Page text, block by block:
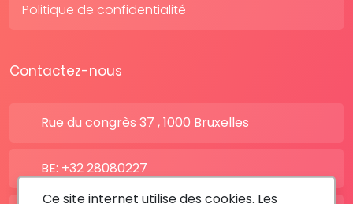
Politique de confidentialité
Contactez-nous
Rue du congrès 37 , 1000 Bruxelles
BE: +32 28080227
Ce site internet utilise des cookies. Les